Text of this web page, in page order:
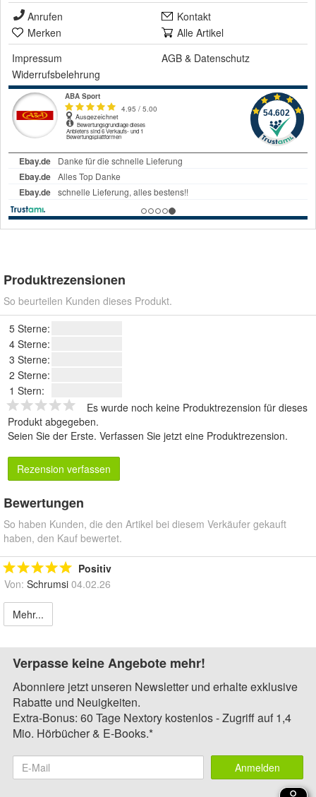
Anrufen
Kontakt
Merken
Alle Artikel
Impressum
AGB & Datenschutz
Widerrufsbelehrung
Produktrezensionen
So beurteilen Kunden dieses Produkt.
5 Sterne:
4 Sterne:
3 Sterne:
2 Sterne:
1 Stern:
Es wurde noch keine Produktrezension für dieses
Produkt abgegeben.
Seien Sie der Erste. Verfassen Sie jetzt eine Produktrezension.
Rezension verfassen
Bewertungen
So haben Kunden, die den Artikel bei diesem Verkäufer gekauft
haben, den Kauf bewertet.
Positiv
Von: Schrumsi 04.02.26
Mehr...
Verpasse keine Angebote mehr!
Abonniere jetzt unseren Newsletter und erhalte exklusive
Rabatte und Neuigkeiten.
Extra-Bonus: 60 Tage Nextory kostenlos - Zugriff auf 1,4
Mio. Hörbücher & E-Books.*
Anmelden